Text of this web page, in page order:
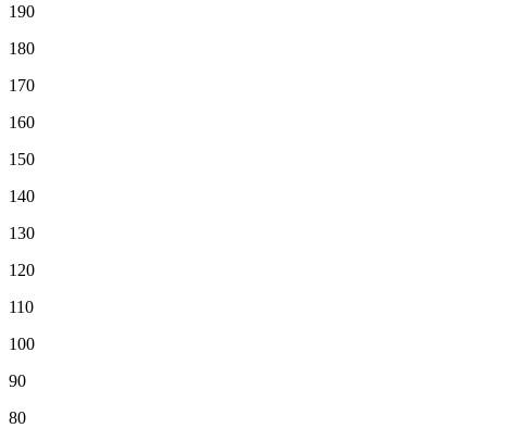
190
180
170
160
150
140
130
120
110
100
90
80